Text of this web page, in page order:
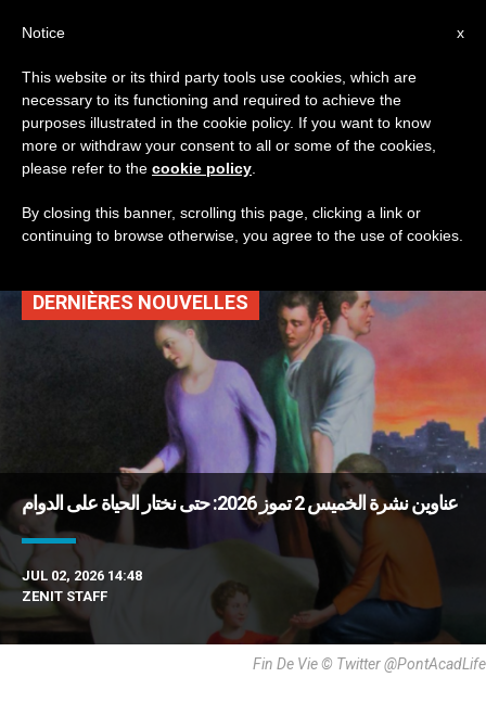
TAG
Posts Tagged ‘احترام
الحياة البشرية’
DERNIÈRES NOUVELLES
عناوين نشرة الخميس 2 تموز 2026: حتى نختار الحياة على الدوام
JUL 02, 2026 14:48
ZENIT STAFF
Fin De Vie © Twitter @PontAcadLife
x
Notice
This website or its third party tools use cookies, which are
necessary to its functioning and required to achieve the
purposes illustrated in the cookie policy. If you want to know
more or withdraw your consent to all or some of the cookies,
please refer to the cookie policy
By closing this banner, scrolling this page, clicking a link or
continuing to browse otherwise, you agree to the use of cookies.